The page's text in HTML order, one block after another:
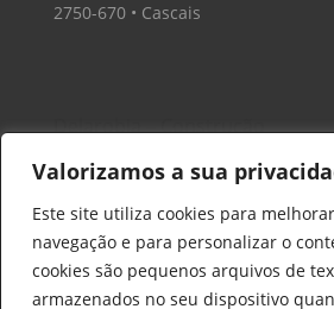
Valorizamos a sua
Este site utiliza cookies para
navegação e para personalizar o
cookies são pequenos arquivos de
armazenados no seu dispositivo
2750-670 • Cascais
Delarobia – Construção
912 441 514
construcao@delarobia.pt
R. António Andrade, 1171
2820-287 • Charneca de Caparica